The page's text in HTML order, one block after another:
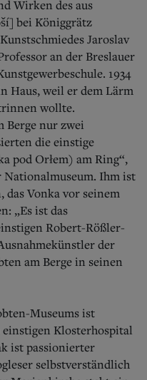
Wirken des aus
bei Königgrätz
Jaroslav
an der Breslauer
1934
Haus, weil er dem Lärm
wollte.
Berge nur zwei
die einstige
pod Orłem) am Ring“,
Nationalmuseum. Ihm ist
das Vonka vor seinem
„Es ist das
Robert-Rößler-
der
am Berge in seinen
Museums ist
einstigen Klosterhospital
ist passionierter
selbstverständlich